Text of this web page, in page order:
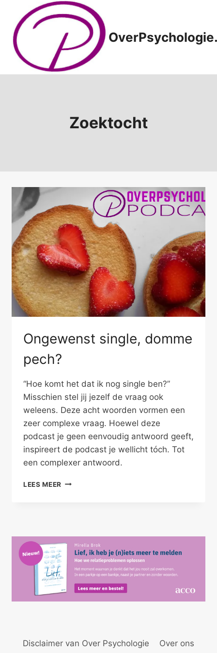
Doorgaan
inhoud
Zoektocht
Ongewenst single, domme
pech?
“Hoe komt het dat ik nog single ben?”
Misschien stel jij jezelf de vraag ook
weleens. Deze acht woorden vormen een
zeer complexe vraag. Hoewel deze
podcast je geen eenvoudig antwoord geeft,
inspireert de podcast je wellicht tóch. Tot
een complexer antwoord.
LEES MEER ONGEWENST
Disclaimer van Over Psychologie Over ons